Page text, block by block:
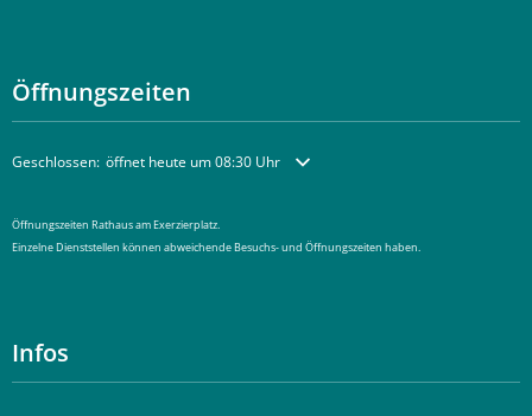
Öffnungszeiten
Klicken, um weitere Öffnungs- oder Schließzeiten auszublenden
Geschlossen: öffnet heute um 08:30 Uhr
Öffnungszeiten Rathaus am Exerzierplatz.
Einzelne Dienststellen können abweichende Besuchs- und Öffnungszeiten haben.
Infos